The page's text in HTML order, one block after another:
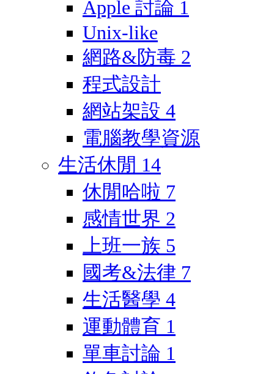
Apple 討論 1
Unix-like
網路&防毒 2
程式設計
網站架設 4
電腦教學資源
生活休閒 14
休閒哈啦 7
感情世界 2
上班一族 5
國考&法律 7
生活醫學 4
運動體育 1
單車討論 1